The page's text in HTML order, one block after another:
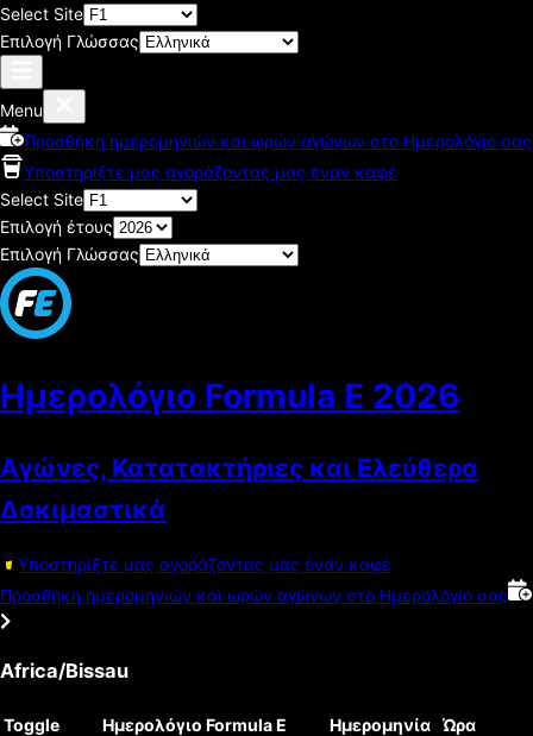
Select Site
Επιλογή Γλώσσας
Menu
Προσθήκη ημερομηνιών και ωρών αγώνων στο Ημερολόγιό σας
Υποστηρίξτε μας αγοράζοντας μας έναν καφέ
Select Site
Επιλογή έτους
Επιλογή Γλώσσας
Ημερολόγιο Formula E 2026
Αγώνες, Κατατακτήριες και Ελεύθερα
Δοκιμαστικά
Υποστηρίξτε μας αγοράζοντας μας έναν καφέ
Προσθήκη ημερομηνιών και ωρών αγώνων στο Ημερολόγιό σας
Africa/Bissau
Toggle Ημερολόγιο Formula E Ημερομηνία Ώρα